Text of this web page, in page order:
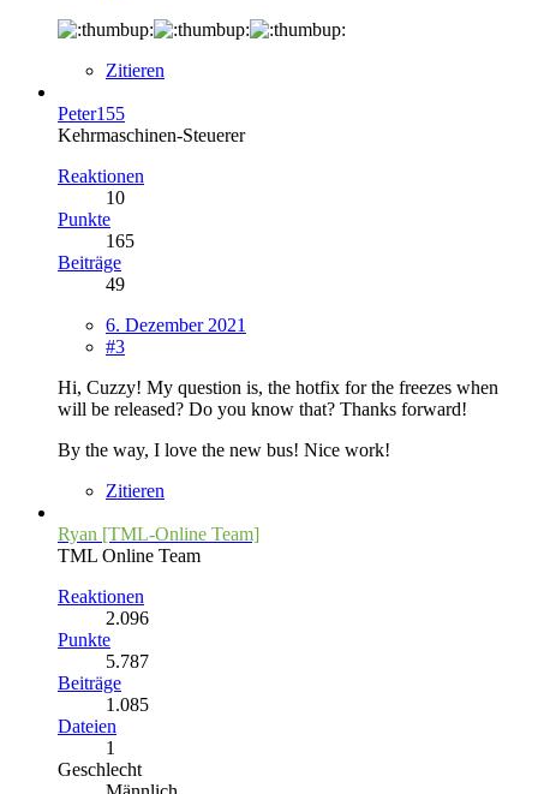
Zitieren
Peter155
Kehrmaschinen-Steuerer
Reaktionen
10
Punkte
165
Beiträge
49
6. Dezember 2021
#3
Hi, Cuzzy! My question is, the hotfix for the freezes when
will be released? Do you know that? Thanks forward!
By the way, I love the new bus! Nice work!
Zitieren
Ryan [TML-Online Team]
TML Online Team
Reaktionen
2.096
Punkte
5.787
Beiträge
1.085
Dateien
1
Geschlecht